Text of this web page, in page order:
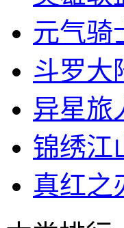
相关资讯
妄想山
洛克王
英雄联
元气骑